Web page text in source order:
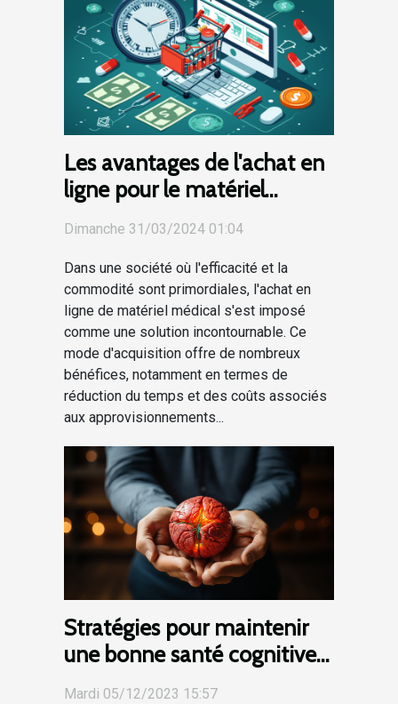
Les avantages de l'achat en
ligne pour le matériel
d'argent
Dimanche 31/03/2024 01:04
Dans une société où l'efficacité et la
commodité sont primordiales, l'achat en
ligne de matériel médical s'est imposé
comme une solution incontournable. Ce
mode d'acquisition offre de nombreux
bénéfices, notamment en termes de
réduction du temps et des coûts associés
aux approvisionnements...
Stratégies pour maintenir
une bonne santé cognitive
tout au long de la vie
Mardi 05/12/2023 15:57